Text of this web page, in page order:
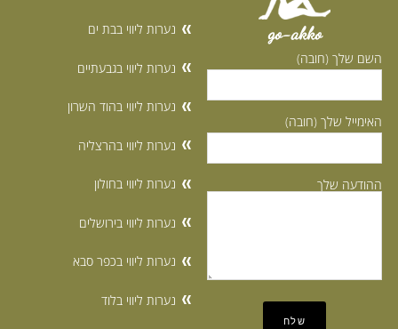
go-akko
השם שלך (חובה)
האימייל שלך (חובה)
ההודעה שלך
נערות ליווי בבת ים
נערות ליווי בגבעתיים
נערות ליווי בהוד השרון
נערות ליווי בהרצליה
נערות ליווי בחולון
נערות ליווי בירושלים
נערות ליווי בכפר סבא
נערות ליווי בלוד